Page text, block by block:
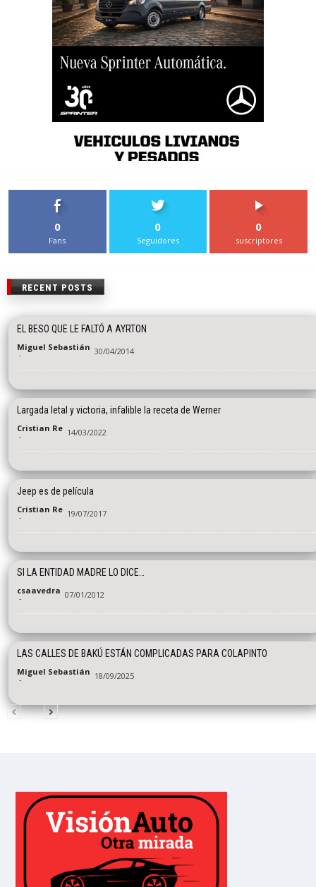
0
Fans
0
Seguidores
0
suscriptores
RECENT POSTS
EL BESO QUE LE FALTÓ A AYRTON
Miguel Sebastián
- 30/04/2014
Largada letal y victoria, infalible la receta de Werner
Cristian Re
- 14/03/2022
Jeep es de película
Cristian Re
- 19/07/2017
SI LA ENTIDAD MADRE LO DICE…
csaavedra
- 07/01/2012
LAS CALLES DE BAKÚ ESTÁN COMPLICADAS PARA COLAPINTO
Miguel Sebastián
- 18/09/2025